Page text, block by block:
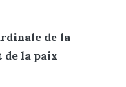
de la
de la paix